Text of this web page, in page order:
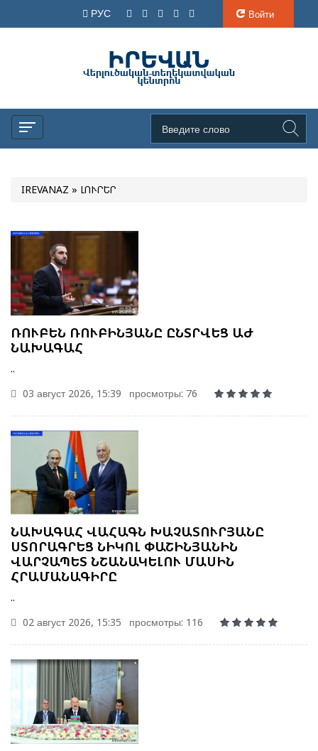
РУС Войти
IREVANAZ » ԼՈՒՐԵՐ
ՌՈՒԲԵՆ ՌՈՒԲԻՆՅԱՆԸ ԸՆՏՐՎԵՑ ԱԺ
ՆԱԽԱԳԱՀ
..
03 август 2026, 15:39
просмотры: 76
ՆԱԽԱԳԱՀ ՎԱՀԱԳՆ ԽԱՉԱՏՈՒՐՅԱՆԸ
ՍՏՈՐԱԳՐԵՑ ՆԻԿՈԼ ՓԱՇԻՆՅԱՆԻՆ
ՎԱՐՉԱՊԵՏ ՆՇԱՆԱԿԵԼՈՒ ՄԱՍԻՆ
ՀՐԱՄԱՆԱԳԻՐԸ
..
02 август 2026, 15:35
просмотры: 116